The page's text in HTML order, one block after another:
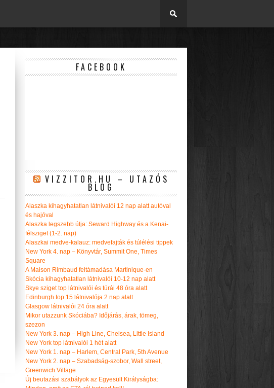
FACEBOOK
VIZZITOR.HU – UTAZÓS
BLOG
Alaszka kihagyhatatlan látnivalói 12 nap alatt autóval
és hajóval
Alaszka legszebb útja: Seward Highway és a Kenai-
félsziget (1-2. nap)
Alaszkai medve-kalauz: medvefajták és túlélési tippek
New York 4. nap – Könyvtár, Summit One, Times
Square
A Maison Rimbaud feltámadása Martinique-en
Skócia kihagyhatatlan látnivalói 10-12 nap alatt
Skye sziget top látnivalói és túrái 48 óra alatt
Edinburgh top 15 látnivalója 2 nap alatt
Glasgow látnivalói 24 óra alatt
Mikor utazzunk Skóciába? Időjárás, árak, tömeg,
szezon
New York 3. nap – High Line, Chelsea, Little Island
New York top látnivalói 1 hét alatt
New York 1. nap – Harlem, Central Park, 5th Avenue
New York 2. nap – Szabadság-szobor, Wall street,
Greenwich Village
Új beutazási szabályok az Egyesült Királyságba: